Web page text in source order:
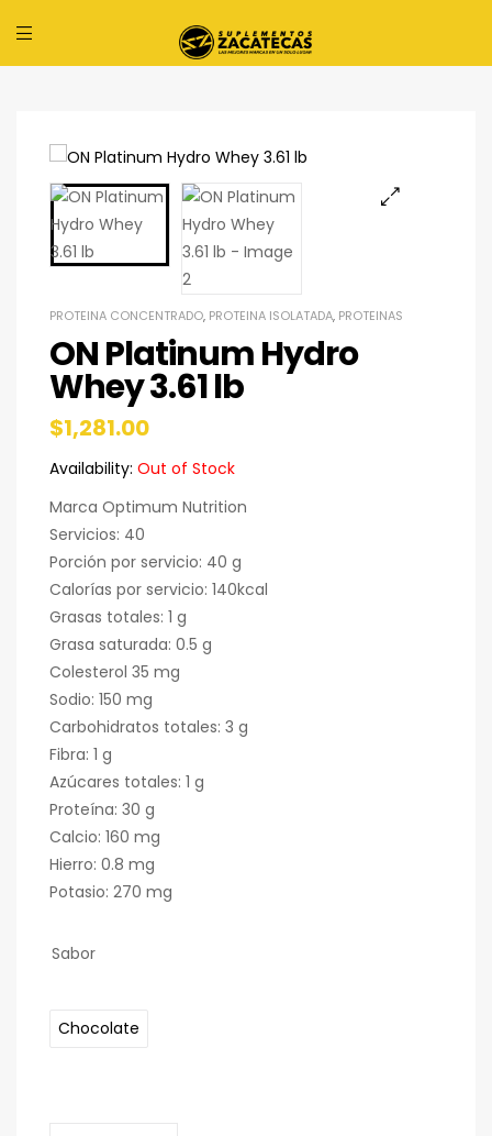
PROTEINA CONCENTRADO, PROTEINA ISOLATADA, PROTEINAS
ON Platinum Hydro
Whey 3.61 lb
$1,281.00
Availability: Out of Stock
Marca Optimum Nutrition
Servicios: 40
Porción por servicio: 40 g
Calorías por servicio: 140kcal
Grasas totales: 1 g
Grasa saturada: 0.5 g
Colesterol 35 mg
Sodio: 150 mg
Carbohidratos totales: 3 g
Fibra: 1 g
Azúcares totales: 1 g
Proteína: 30 g
Calcio: 160 mg
Hierro: 0.8 mg
Potasio: 270 mg
Sabor
Chocolate